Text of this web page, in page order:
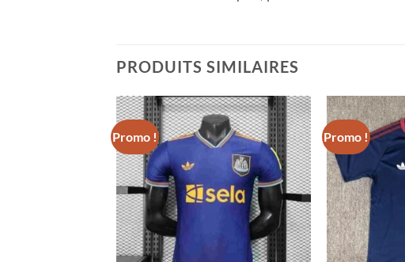
PRODUITS SIMILAIRES
Promo ! Promo !